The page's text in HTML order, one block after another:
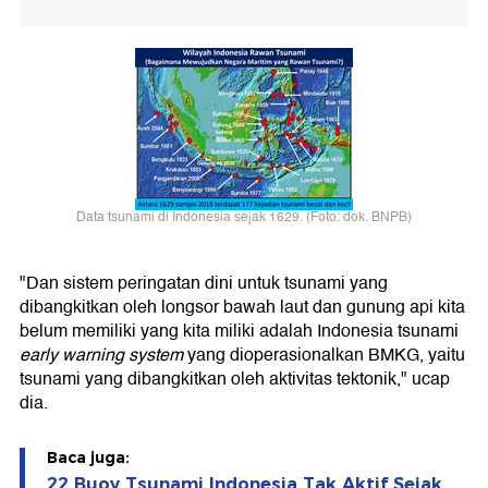
Data tsunami di Indonesia sejak 1629. (Foto: dok. BNPB)
"Dan sistem peringatan dini untuk tsunami yang
dibangkitkan oleh longsor bawah laut dan gunung api kita
belum memiliki yang kita miliki adalah Indonesia tsunami
early warning systemyang dioperasionalkan BMKG, yaitu
tsunami yang dibangkitkan oleh aktivitas tektonik," ucap
dia.
Baca juga: